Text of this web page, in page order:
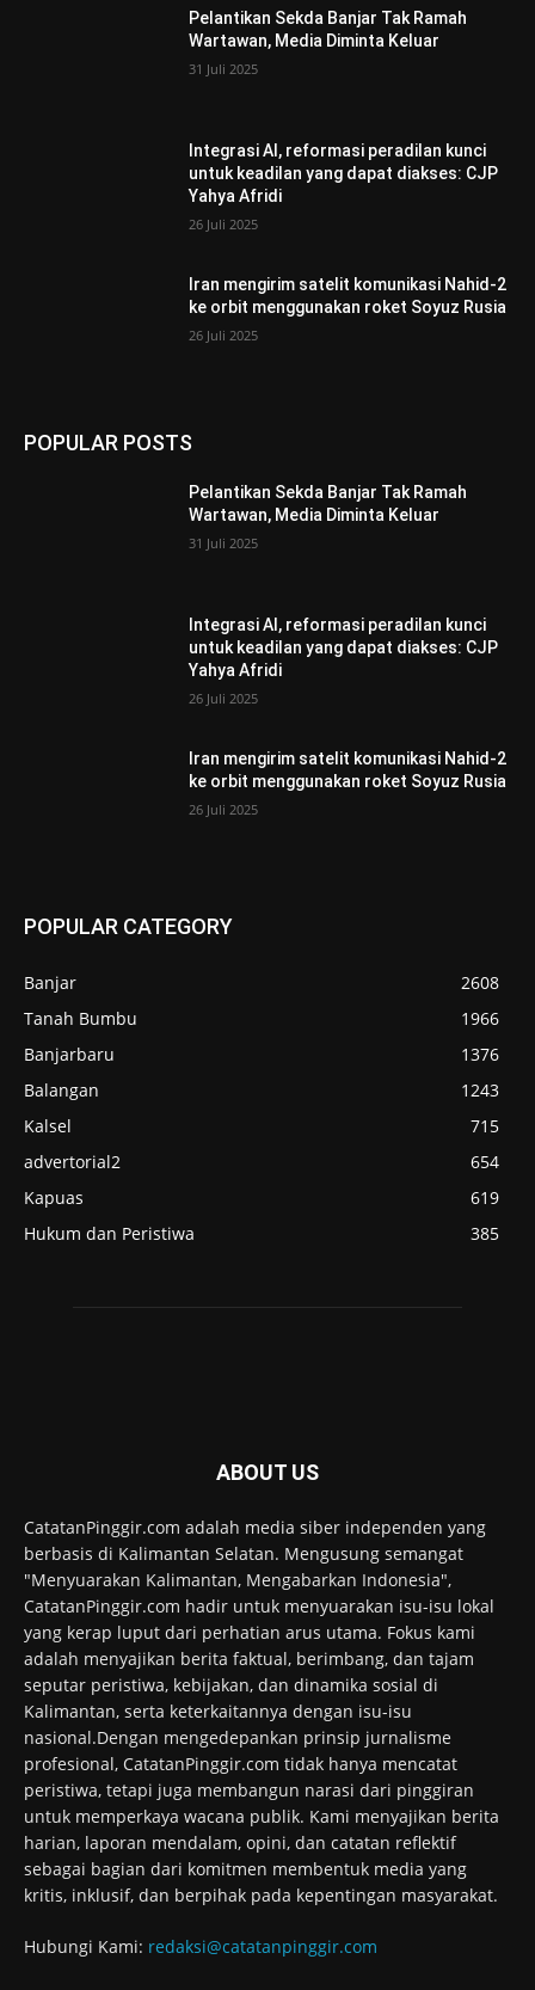
Pelantikan Sekda Banjar Tak Ramah
Wartawan, Media Diminta Keluar
31 Juli 2025
Integrasi AI, reformasi peradilan kunci
untuk keadilan yang dapat diakses: CJP
Yahya Afridi
26 Juli 2025
Iran mengirim satelit komunikasi Nahid-2
ke orbit menggunakan roket Soyuz Rusia
26 Juli 2025
POPULAR POSTS
Pelantikan Sekda Banjar Tak Ramah
Wartawan, Media Diminta Keluar
31 Juli 2025
Integrasi AI, reformasi peradilan kunci
untuk keadilan yang dapat diakses: CJP
Yahya Afridi
26 Juli 2025
Iran mengirim satelit komunikasi Nahid-2
ke orbit menggunakan roket Soyuz Rusia
26 Juli 2025
POPULAR CATEGORY
Banjar
2608
Tanah Bumbu
1966
Banjarbaru
1376
Balangan
1243
Kalsel
715
advertorial2
654
Kapuas
619
Hukum dan Peristiwa
385
ABOUT US
CatatanPinggir.com adalah media siber independen yang
berbasis di Kalimantan Selatan. Mengusung semangat
"Menyuarakan Kalimantan, Mengabarkan Indonesia",
CatatanPinggir.com hadir untuk menyuarakan isu-isu lokal
yang kerap luput dari perhatian arus utama. Fokus kami
adalah menyajikan berita faktual, berimbang, dan tajam
seputar peristiwa, kebijakan, dan dinamika sosial di
Kalimantan, serta keterkaitannya dengan isu-isu
nasional.Dengan mengedepankan prinsip jurnalisme
profesional, CatatanPinggir.com tidak hanya mencatat
peristiwa, tetapi juga membangun narasi dari pinggiran
untuk memperkaya wacana publik. Kami menyajikan berita
harian, laporan mendalam, opini, dan catatan reflektif
sebagai bagian dari komitmen membentuk media yang
kritis, inklusif, dan berpihak pada kepentingan masyarakat.
Hubungi Kami: redaksi@catatanpinggir.com